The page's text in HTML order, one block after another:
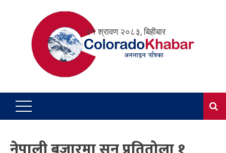
२१ श्रावण २०८३, बिहीबार